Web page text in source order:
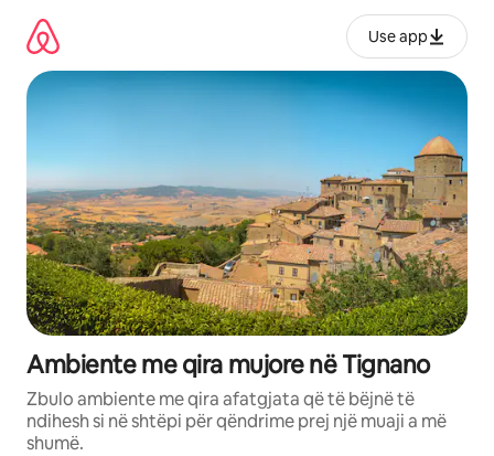
përmbajtja
Use app
Ambiente me qira mujore në Tignano
Zbulo ambiente me qira afatgjata që të bëjnë të
ndihesh si në shtëpi për qëndrime prej një muaji a më
shumë.